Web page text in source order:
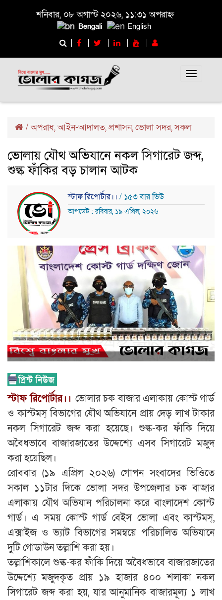
শনিবার, ০৮ অগাস্ট ২০২৬, ১১:৩১ অপরাহ্ন
Bengali English
Toggle
/অপরাধ,আইন-আদালত,প্রশাসন,ভোলা সদর,সকল
ভোলায় যৌথ অভিযানে নকল সিগারেট জব্দ,
শুল্ক ফাঁকির বড় চালান আটক
স্টাফ রিপোর্টার।। / ১৫৩ বার ভিউ
আপডেট : রবিবার, ১৯ এপ্রিল, ২০২৬
স্টাফ রিপোর্টার।। ভোলার চক বাজার এলাকায় কোস্ট গার্ড
ও কাস্টমস্ বিভাগের যৌথ অভিযানে প্রায় দেড় লাখ টাকার
নকল সিগারেট জব্দ করা হয়েছে। শুল্ক-কর ফাঁকি দিয়ে
অবৈধভাবে বাজারজাতের উদ্দেশ্যে এসব সিগারেট মজুদ
করা হয়েছিল।
রোববার (১৯ এপ্রিল ২০২৬) গোপন সংবাদের ভিওিতে
সকাল ১১টার দিকে ভোলা সদর উপজেলার চক বাজার
এলাকায় যৌথ অভিযান পরিচালনা করে বাংলাদেশ কোস্ট
গার্ড। এ সময় কোস্ট গার্ড বেইস ভোলা এবং কাস্টমস্,
এক্সাইজ ও ভ্যাট বিভাগের সমন্বয়ে পরিচালিত অভিযানে
দুটি গোডাউন তল্লাশি করা হয়।
তল্লাশিকালে শুল্ক-কর ফাঁকি দিয়ে অবৈধভাবে বাজারজাতের
উদ্দেশ্যে মজুদকৃত প্রায় ১৯ হাজার ৪০০ শলাকা নকল
সিগারেট জব্দ করা হয়, যার আনুমানিক বাজারমূল্য ১ লাখ